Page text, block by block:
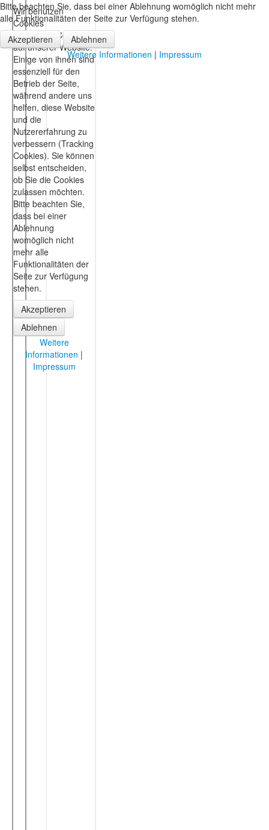
Bitte beachten Sie, dass bei einer Ablehnung womöglich nicht mehr
alle Funktionalitäten der Seite zur Verfügung stehen.
Akzeptieren
Ablehnen
Weitere Informationen | Impressum